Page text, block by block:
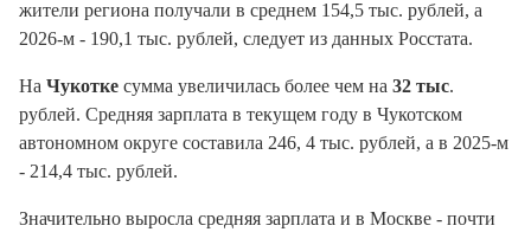
жители региона получали в среднем 154,5 тыс. рублей, а
2026-м - 190,1 тыс. рублей, следует из данных Росстата.
На Чукотке сумма увеличилась более чем на 32 тыс.
рублей. Средняя зарплата в текущем году в Чукотском
автономном округе составила 246, 4 тыс. рублей, а в 2025-м
- 214,4 тыс. рублей.
Значительно выросла средняя зарплата и в Москве - почти